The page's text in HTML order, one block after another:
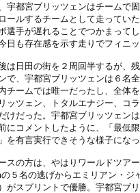
宇都宮ブリッツェンはチームで
ールするチームとして走ってい
選手が遅れることでつかまって
日も存在感を示す走りでフィニ
は日田の街を２周回半するが、
で、宇都宮ブリッツェンは６名
チームでは唯一だったし、全体
ッツェン、トタルエナジー、コ
けだった。宇都宮ブリッツェン
にコメントしたように、「最低
を有言実行できそうな様子になっ
スの方は、やはりワールドツア
の５名の逃げからエミリアン・ジ
がスプリントで優勝。宇都宮ブ